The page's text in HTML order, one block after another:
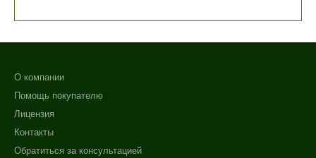
О компании
Помощь покупателю
Лицензия
Контакты
Обратиться за консультацией